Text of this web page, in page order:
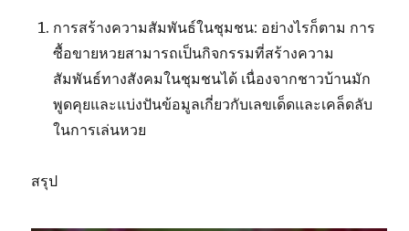
การสร้างความสัมพันธ์ในชุมชน: อย่างไรก็ตาม การ
ซื้อขายหวยสามารถเป็นกิจกรรมที่สร้างความ
สัมพันธ์ทางสังคมในชุมชนได้ เนื่องจากชาวบ้านมัก
พูดคุยและแบ่งปันข้อมูลเกี่ยวกับเลขเด็ดและเคล็ดลับ
ในการเล่นหวย
สรุป